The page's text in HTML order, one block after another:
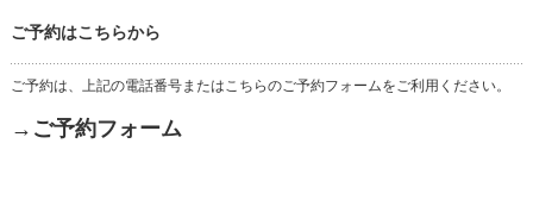
ご予約はこちらから
ご予約は、上記の電話番号またはこちらのご予約フォームをご利用ください。
→ご予約フォーム